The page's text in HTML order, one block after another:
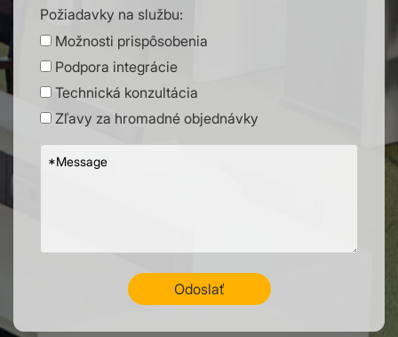
Požiadavky na službu:
Možnosti prispôsobenia
Podpora integrácie
Technická konzultácia
Zľavy za hromadné objednávky
Odoslať